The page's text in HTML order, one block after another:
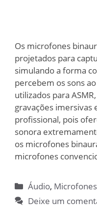
Os microfones
projetados para
simulando a forma
percebem os sons
utilizados para
gravações imersivas
profissional, pois
sonora
os microfones
microfones
Categorias
Áudio,
Deixe um